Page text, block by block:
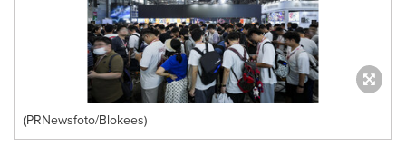
(PRNewsfoto/Blokees)